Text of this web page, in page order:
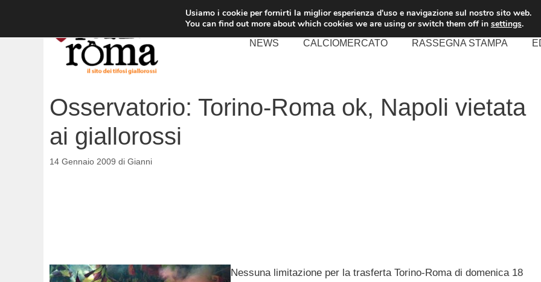
contenuto
NEWS CALCIOMERCATO RASSEGNA STAMPA
Osservatorio: Torino-Roma ok, Napoli vietata
ai giallorossi
14 Gennaio 2009 di Gianni
Nessuna limitazione per la trasferta Torino-Roma di domenica 18
Usiamo i cookie per fornirti la miglior esperienza d'uso e navigazione sul nostro sito web.
You can find out more about which cookies we are using or switch them off in settings.